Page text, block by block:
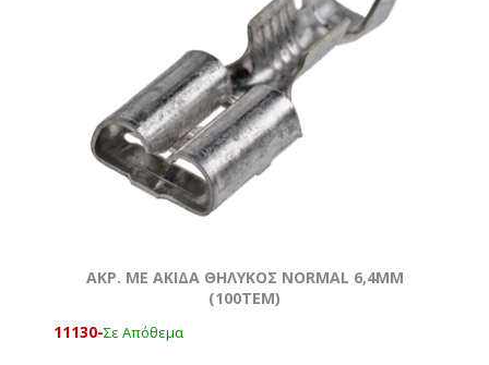
ΑΚΡ. ΜΕ ΑΚΙΔΑ ΘΗΛΥΚΟΣ NORMAL 6,4MM
(100ΤΕΜ)
11130-Σε Απόθεμα